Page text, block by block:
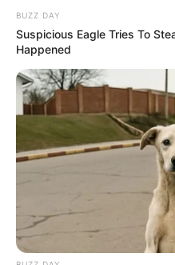
BUZZ DAY
Suspicious Eagle Tries To
Happened